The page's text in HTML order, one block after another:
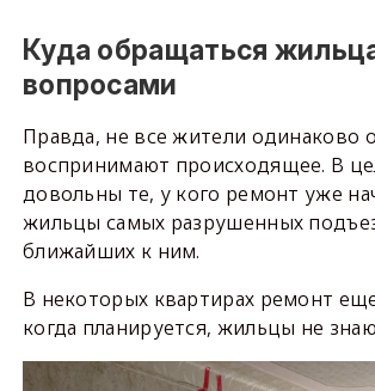
Куда обращаться
вопросами
Правда, не все жители одинаково
воспринимают происходящее. В
довольны те, у кого ремонт уже
жильцы самых разрушенных
ближайших к ним.
В некоторых квартирах ремонт
когда планируется, жильцы не